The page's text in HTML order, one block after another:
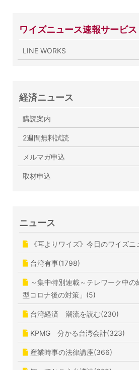
ワイズニュース速報サービス
LINE WORKS
経済ニュース
購読案内
2週間無料試読
メルマガ申込
取材申込
ニュース
《耳よりワイズ》今日のワイズ
台湾有事(1798)
～集中特別連載～テレワーク中
型コロナ後の対策」(5)
台湾経済 潮流を読む(230)
KPMG 分かる台湾会計(323)
産業時事の法律講座(366)